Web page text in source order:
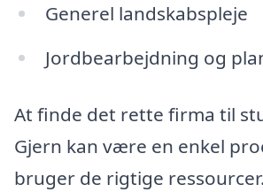
Generel landskabspleje
Jordbearbejdning og
At finde det rette firma til
Gjern kan være en enkel
bruger de rigtige